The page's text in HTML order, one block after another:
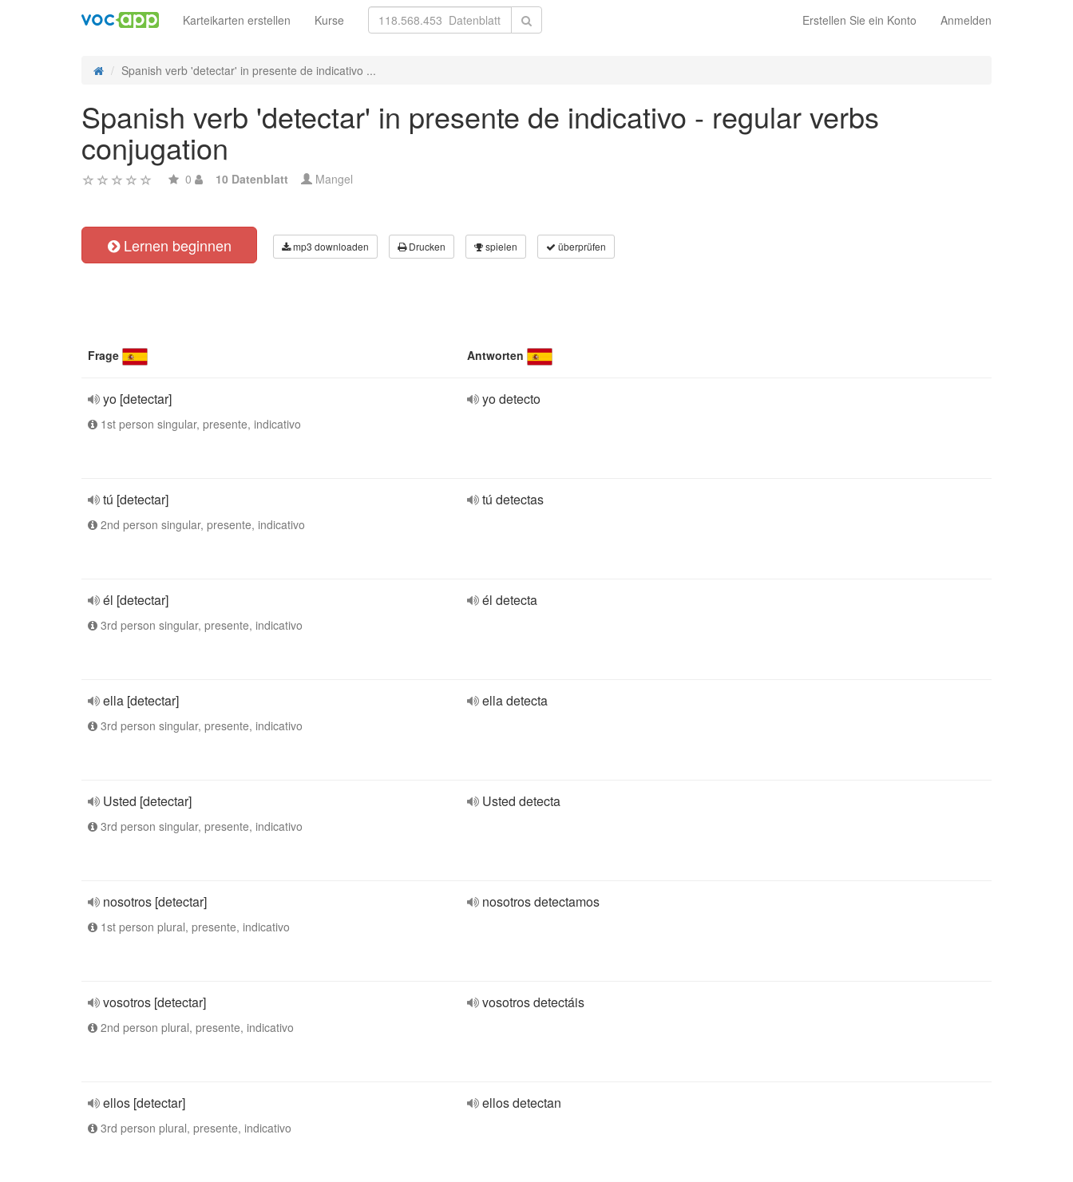
Erstellen Sie ein Konto Anmelden
Karteikarten erstellen Kurse
Spanish verb 'detectar' in presente de indicativo ...
Spanish verb 'detectar' in presente de indicativo - regular verbs
conjugation
0 10 Datenblatt Mangel
Lernen beginnen mp3 downloaden Drucken spielen überprüfen
Frage Antworten
yo [detectar]
1st person singular, presente, indicativo
yo detecto
tú [detectar]
2nd person singular, presente, indicativo
tú detectas
él [detectar]
3rd person singular, presente, indicativo
él detecta
ella [detectar]
3rd person singular, presente, indicativo
ella detecta
Usted [detectar]
3rd person singular, presente, indicativo
Usted detecta
nosotros [detectar]
1st person plural, presente, indicativo
nosotros detectamos
vosotros [detectar]
2nd person plural, presente, indicativo
vosotros detectáis
ellos [detectar]
3rd person plural, presente, indicativo
ellos detectan